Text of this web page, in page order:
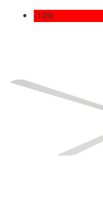
Μετάβαση
-10%